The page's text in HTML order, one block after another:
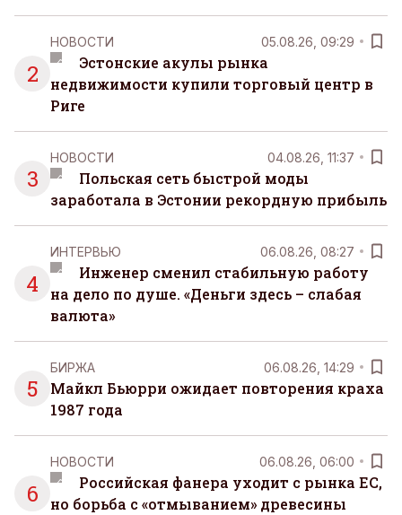
2
НОВОСТИ 05.08.26, 09:29
Эстонские акулы рынка
недвижимости купили торговый центр в
Риге
3
НОВОСТИ 04.08.26, 11:37
Польская сеть быстрой моды
заработала в Эстонии рекордную прибыль
4
ИНТЕРВЬЮ 06.08.26, 08:27
Инженер сменил стабильную работу
на дело по душе. «Деньги здесь – слабая
валюта»
5
БИРЖА 06.08.26, 14:29
Майкл Бьюрри ожидает повторения краха
1987 года
6
НОВОСТИ 06.08.26, 06:00
Российская фанера уходит с рынка ЕС,
но борьба с «отмыванием» древесины